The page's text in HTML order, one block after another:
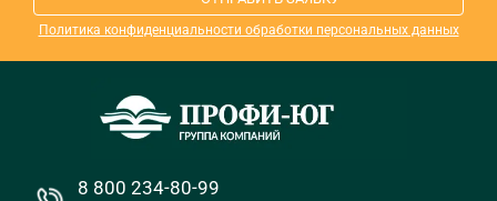
Политика конфиденциальности обработки персональных данных
8 800 234-80-99